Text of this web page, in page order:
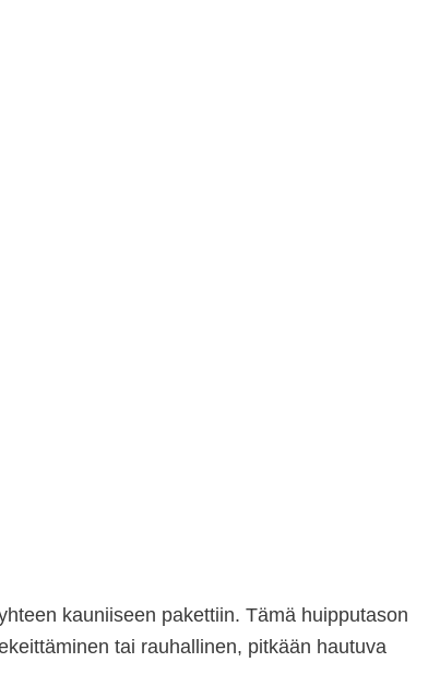
kauniiseen pakettiin. Tämä huipputason
tai rauhallinen, pitkään hautuva